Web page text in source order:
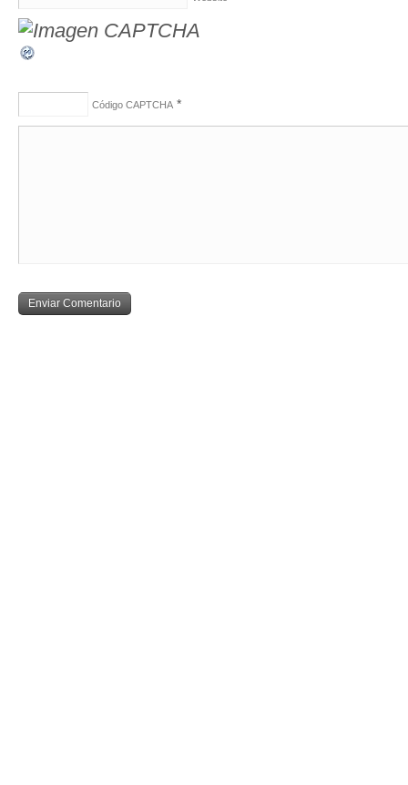
Código CAPTCHA *